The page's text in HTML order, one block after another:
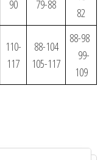
90
79-88
82
110-
117
88-104
105-117
88-98
99-
109